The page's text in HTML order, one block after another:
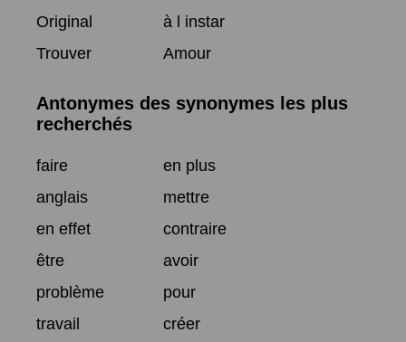
Original
à l instar
Trouver
Amour
Antonymes des synonymes les plus
recherchés
faire
en plus
anglais
mettre
en effet
contraire
être
avoir
problème
pour
travail
créer